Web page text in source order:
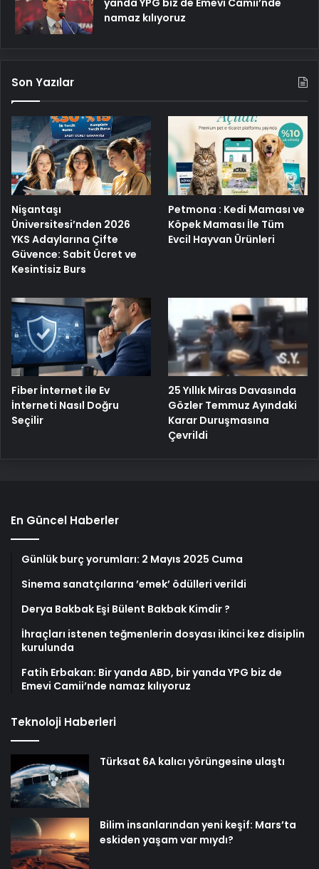
yanda YPG biz de Emevi Camii’nde
namaz kılıyoruz
Son Yazılar
Nişantaşı
Üniversitesi’nden 2026
YKS Adaylarına Çifte
Güvence: Sabit Ücret ve
Kesintisiz Burs
Petmona : Kedi Maması ve
Köpek Maması İle Tüm
Evcil Hayvan Ürünleri
Fiber İnternet ile Ev
İnterneti Nasıl Doğru
Seçilir
25 Yıllık Miras Davasında
Gözler Temmuz Ayındaki
Karar Duruşmasına
Çevrildi
En Güncel Haberler
Günlük burç yorumları: 2 Mayıs 2025 Cuma
Sinema sanatçılarına ’emek’ ödülleri verildi
Derya Bakbak Eşi Bülent Bakbak Kimdir ?
İhraçları istenen teğmenlerin dosyası ikinci kez disiplin
kurulunda
Fatih Erbakan: Bir yanda ABD, bir yanda YPG biz de
Emevi Camii’nde namaz kılıyoruz
Teknoloji Haberleri
Türksat 6A kalıcı yörüngesine ulaştı
Bilim insanlarından yeni keşif: Mars’ta
eskiden yaşam var mıydı?